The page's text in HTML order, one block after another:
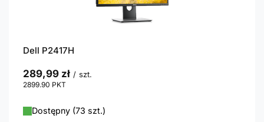
Dell P2417H
289,99 zł / szt.
2899.90 PKT
Dostępny (73 szt.)